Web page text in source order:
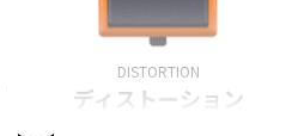
DISTORTION
ディストーション